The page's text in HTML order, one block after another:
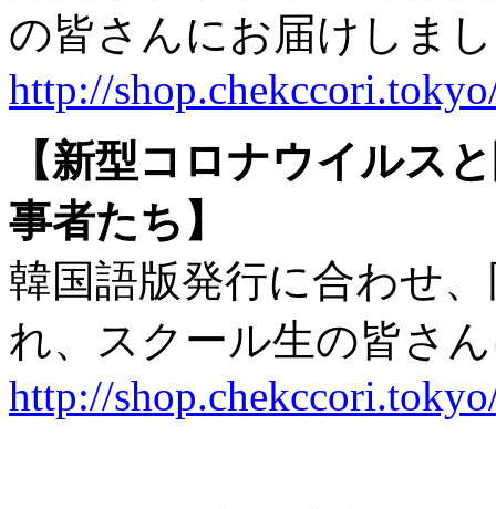
の皆さんにお届けしま
http://
【新型コロナウイルス
事者たち】
韓国語版発行に合わせ
れ、スクール生の皆さ
http://